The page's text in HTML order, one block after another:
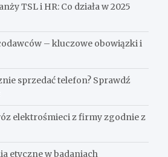
TSL i HR: Co działa w 2025
– kluczowe obowiązki i
sprzedać telefon? Sprawdź
elektrośmieci z firmy zgodnie z
etyczne w badaniach